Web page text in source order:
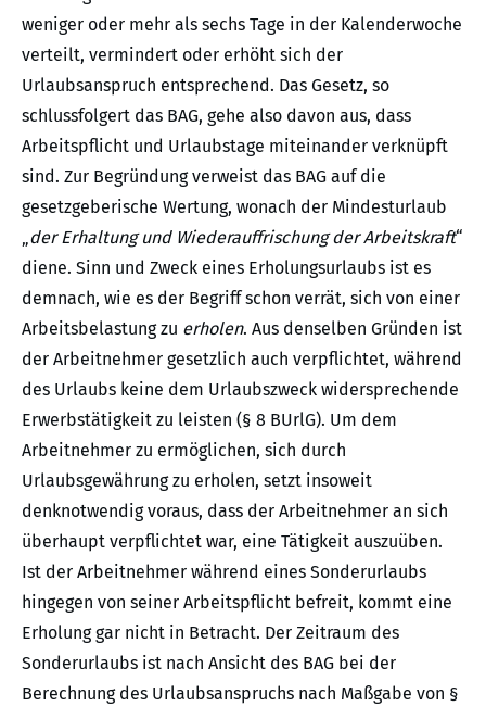
weniger oder mehr als sechs Tage in der Kalenderwoche
verteilt, vermindert oder erhöht sich der
Urlaubsanspruch entsprechend. Das Gesetz, so
schlussfolgert das BAG, gehe also davon aus, dass
Arbeitspflicht und Urlaubstage miteinander verknüpft
sind. Zur Begründung verweist das BAG auf die
gesetzgeberische Wertung, wonach der Mindesturlaub
„der Erhaltung und Wiederauffrischung der Arbeitskraft“
diene. Sinn und Zweck eines Erholungsurlaubs ist es
demnach, wie es der Begriff schon verrät, sich von einer
Arbeitsbelastung zu erholen. Aus denselben Gründen ist
der Arbeitnehmer gesetzlich auch verpflichtet, während
des Urlaubs keine dem Urlaubszweck widersprechende
Erwerbstätigkeit zu leisten (§ 8 BUrlG). Um dem
Arbeitnehmer zu ermöglichen, sich durch
Urlaubsgewährung zu erholen, setzt insoweit
denknotwendig voraus, dass der Arbeitnehmer an sich
überhaupt verpflichtet war, eine Tätigkeit auszuüben.
Ist der Arbeitnehmer während eines Sonderurlaubs
hingegen von seiner Arbeitspflicht befreit, kommt eine
Erholung gar nicht in Betracht. Der Zeitraum des
Sonderurlaubs ist nach Ansicht des BAG bei der
Berechnung des Urlaubsanspruchs nach Maßgabe von §